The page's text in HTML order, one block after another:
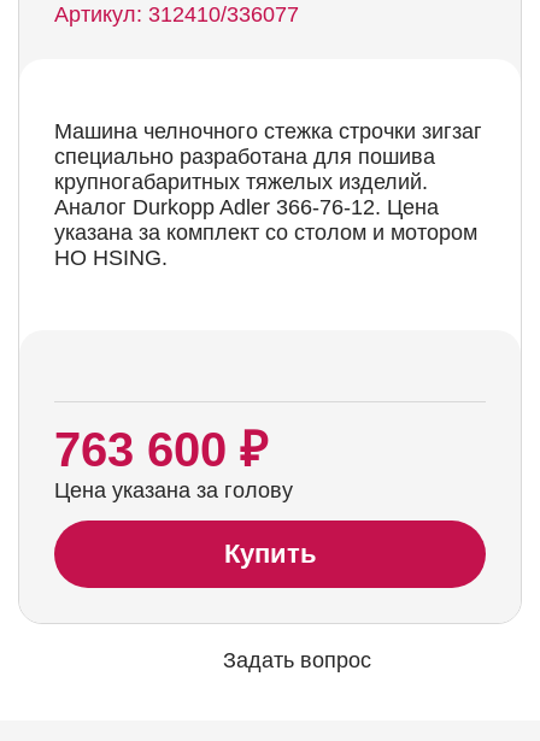
Артикул: 312410/336077
Машина челночного стежка строчки зигзаг
специально разработана для пошива
крупногабаритных тяжелых изделий.
Аналог Durkopp Adler 366-76-12. Цена
указана за комплект со столом и мотором
HO HSING.
763 600 ₽
Цена указана за голову
Купить
Задать вопрос